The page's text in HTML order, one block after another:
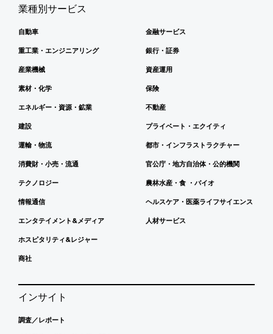
業種別サービス
自動車
重工業・エンジニアリング
産業機械
素材・化学
エネルギー・資源・鉱業
建設
運輸・物流
消費財・小売・流通
テクノロジー
情報通信
エンタテイメント&メディア
ホスピタリティ&レジャー
商社
金融サービス
銀行・証券
資産運用
保険
不動産
プライベート・エクイティ
都市・インフラストラクチャー
官公庁・地方自治体・公的機関
農林水産・食 ・バイオ
ヘルスケア・医薬ライフサイエンス
人材サービス
インサイト
調査／レポート